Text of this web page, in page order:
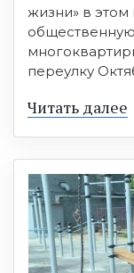
жизни» в этом
переулку
Читать далее